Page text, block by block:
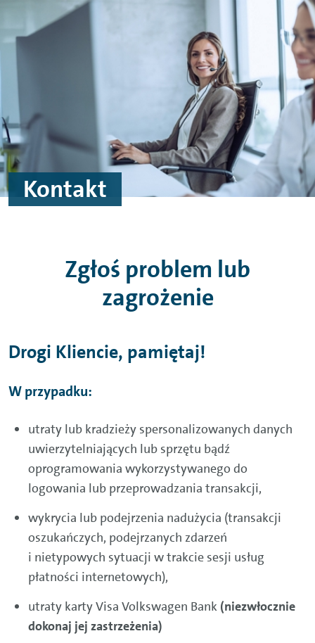
Kontakt
Zgłoś problem lub
zagrożenie
Drogi Kliencie, pamiętaj!
W przypadku:
utraty lub kradzieży spersonalizowanych danych
uwierzytelniających lub sprzętu bądź
oprogramowania wykorzystywanego do
logowania lub przeprowadzania transakcji,
wykrycia lub podejrzenia nadużycia (transakcji
oszukańczych, podejrzanych zdarzeń
i nietypowych sytuacji w trakcie sesji usług
płatności internetowych),
utraty kartyVisa Volkswagen Bank (niezwłocznie
dokonaj jej zastrzeżenia)